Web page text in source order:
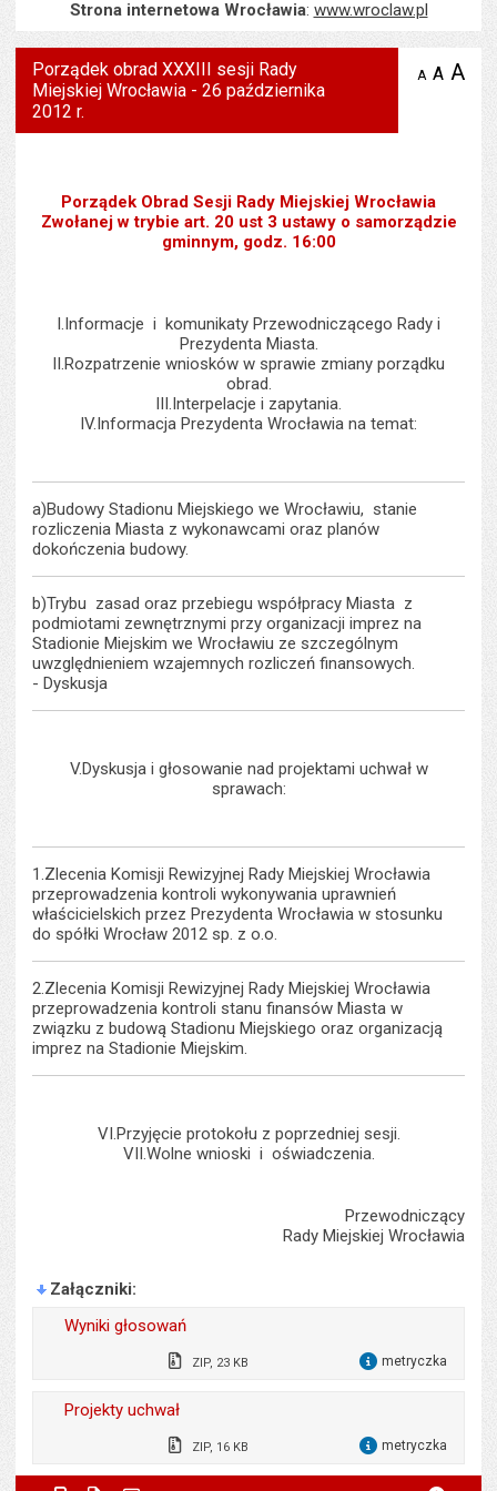
Strona internetowa Wrocławia: www.wroclaw.pl
Porządek obrad XXXIII sesji Rady
Miejskiej Wrocławia - 26 października
2012 r.
A zmniejsz
A A
Porządek Obrad Sesji Rady Miejskiej Wrocławia
Zwołanej w trybie art. 20 ust 3 ustawy o samorządzie
gminnym, godz. 16:00
I.Informacje i komunikaty Przewodniczącego Rady i
Prezydenta Miasta.
II.Rozpatrzenie wniosków w sprawie zmiany porządku
obrad.
III.Interpelacje i zapytania.
IV.Informacja Prezydenta Wrocławia na temat:
a)Budowy Stadionu Miejskiego we Wrocławiu, stanie
rozliczenia Miasta z wykonawcami oraz planów
dokończenia budowy.
b)Trybu zasad oraz przebiegu współpracy Miasta z
podmiotami zewnętrznymi przy organizacji imprez na
Stadionie Miejskim we Wrocławiu ze szczególnym
uwzględnieniem wzajemnych rozliczeń finansowych.
- Dyskusja
V.Dyskusja i głosowanie nad projektami uchwał w
sprawach:
1.Zlecenia Komisji Rewizyjnej Rady Miejskiej Wrocławia
przeprowadzenia kontroli wykonywania uprawnień
właścicielskich przez Prezydenta Wrocławia w stosunku
do spółki Wrocław 2012 sp. z o.o.
2.Zlecenia Komisji Rewizyjnej Rady Miejskiej Wrocławia
przeprowadzenia kontroli stanu finansów Miasta w
związku z budową Stadionu Miejskiego oraz organizacją
imprez na Stadionie Miejskim.
VI.Przyjęcie protokołu z poprzedniej sesji.
VII.Wolne wnioski i oświadczenia.
Przewodniczący
Rady Miejskiej Wrocławia
Załączniki
Wyniki głosowań
ZIP, 23 KB metryczka
Wytworzył:
Data wytworzenia:
Opublikował w BIP:
Edyta Stobienia
Projekty uchwał
ZIP, 16 KB metryczka
Wytworzył:
Metryczka
Powiadom znajomego